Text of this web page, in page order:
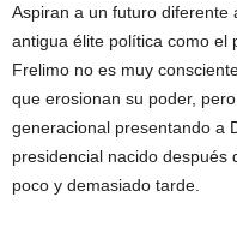
Aspiran a un futuro diferente
antigua élite política como el
Frelimo no es muy
que erosionan su poder,
generacional presentando a
presidencial nacido después
poco y demasiado tarde.